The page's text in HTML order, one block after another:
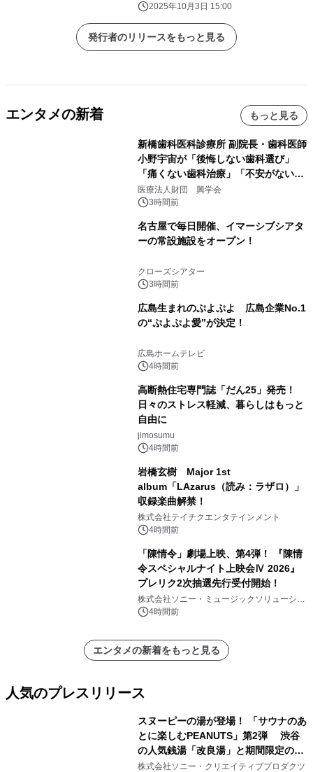
2025年10月3日 15:00
発行者のリリースをもっと見る
エンタメの新着 もっと見る
新橋歯科医科診療所 副院長・歯科医師
小野宇宙が「後悔しない歯科選び」
「痛くない歯科治療」「不安がない治
療計画」をテーマに専門監修
医療法人財団 興学会
3時間前
名古屋で毎日開催、イマーシブシアタ
ーの常設施設をオープン！
クローズシアター
3時間前
広島生まれのぷよぷよ 広島企業No.1
の“ぷよぷよ愛”が決定！
広島ホームテレビ
4時間前
高断熱住宅専門誌「だん25」発売！
日々のストレス軽減、暮らしはもっと
自由に
jimosumu
4時間前
岩橋玄樹 Major 1st
album「LAzarus（読み：ラザロ）」
収録楽曲解禁！
株式会社テイチクエンタテインメント
4時間前
「陳情令」劇場上映、第4弾！ 『陳情
令スペシャルナイト上映会Ⅳ 2026』
プレリク2次抽選先行受付開始！
株式会社ソニー・ミュージックソリューショ
ンズ4時間前
エンタメの新着をもっと見る
人気のプレスリリース
スヌーピーの湯が登場！ 「サウナのあ
とに楽しむPEANUTS」第2弾 渋谷
の人気銭湯「改良湯」と期間限定のコ
ラボレーション サウナイキタイコラ
株式会社ソニー・クリエイティブプロダクツ